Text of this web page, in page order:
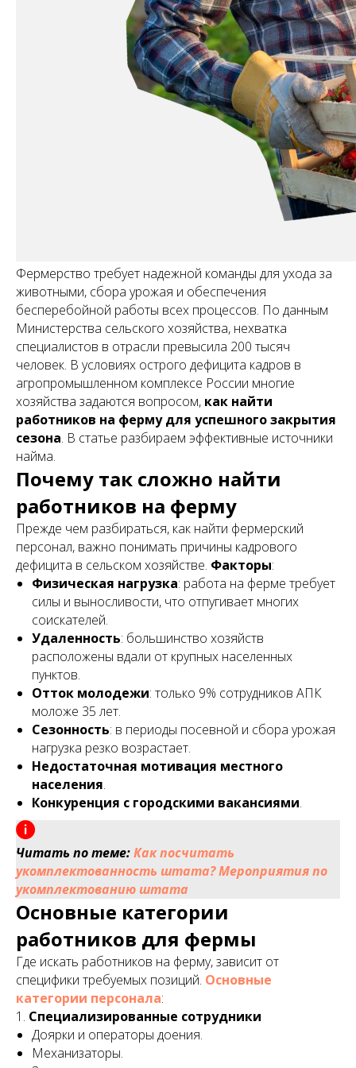
Фермерство требует надежной команды для ухода за
животными, сбора урожая и обеспечения
бесперебойной работы всех процессов. По данным
Министерства сельского хозяйства, нехватка
специалистов в отрасли превысила 200 тысяч
человек. В условиях острого дефицита кадров в
агропромышленном комплексе России многие
хозяйства задаются вопросом, как найти
работников на ферму для успешного закрытия
сезона. В статье разбираем эффективные источники
найма.
Почему так сложно найти
работников на ферму
Прежде чем разбираться, как найти фермерский
персонал, важно понимать причины кадрового
дефицита в сельском хозяйстве. Факторы:
Физическая нагрузка: работа на ферме требует
силы и выносливости, что отпугивает многих
соискателей.
Удаленность: большинство хозяйств
расположены вдали от крупных населенных
пунктов.
Отток молодежи: только 9% сотрудников АПК
моложе 35 лет.
Сезонность: в периоды посевной и сбора урожая
нагрузка резко возрастает.
Недостаточная мотивация местного
населения.
Конкуренция с городскими вакансиями.
Читать по теме:Как посчитать
укомплектованность штата? Мероприятия по
укомплектованию штата
Основные категории
работников для фермы
Где искать работников на ферму, зависит от
специфики требуемых позиций. Основные
категории персонала:
1. Специализированные сотрудники
Доярки и операторы доения.
Механизаторы.